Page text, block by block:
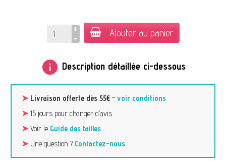
Ajouter au panier
info Description détaillée ci-dessous
➤ Livraison offerte dès 55€ -voir conditions
➤15 jours pour changer d’avis
➤Voir le Guide des tailles
➤Une question ? Contactez-nous